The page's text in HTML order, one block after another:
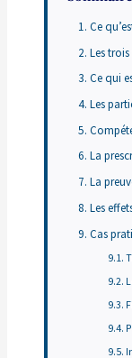
Ce
Les
Ce qui
Les
La
La
Les
Cas